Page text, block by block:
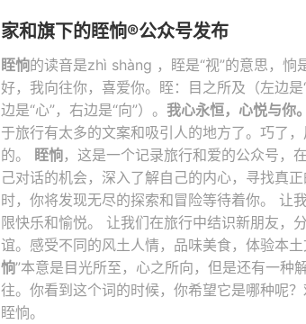
家和旗下的眰恦®公众号发布
眰恦的读音是zhì shàng ，眰是“视”的意思，恦
好，我向往你，喜爱你。眰：目之所及（左边
边是“心”，右边是“向”）。 我心永恒，心悦与你。
于旅行有太多的文案和吸引人的地方了。巧了，
的。
眰恦，这是一个记录旅行和爱的公众号，
己对话的机会，深入了解自己的内心，寻找真
时，你将发现无尽的探索和冒险等待着你。 让
限快乐和愉悦。 让我们在旅行中结识新朋友，
谊。感受不同的风土人情，品味美食，体验本
恦”本意是目光所至，心之所向，但是还有一种
往。你看到这个词的时候，你希望它是哪种呢
眰恦。